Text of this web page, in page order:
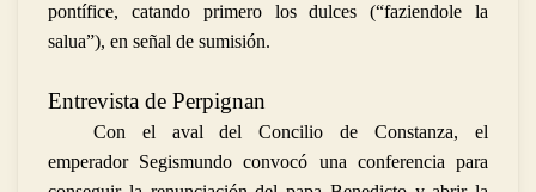
pontífice, catando primero los dulces (“faziendole la
salua”), en señal de sumisión.
Entrevista de Perpignan
Con el aval del Concilio de Constanza, el
emperador Segismundo convocó una conferencia para